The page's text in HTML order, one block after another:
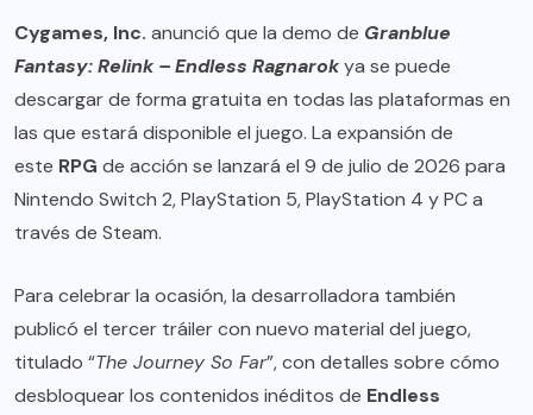
Cygames, Inc. anunció que la demo de Granblue
Fantasy: Relink – Endless Ragnarokya se puede
descargar de forma gratuita en todas las plataformas en
las que estará disponible el juego. La expansión de
este RPG de acción se lanzará el 9 de julio de 2026 para
Nintendo Switch 2,PlayStation 5,PlayStation 4 y PC a
través de Steam.
Para celebrar la ocasión, la desarrolladora también
publicó el tercer tráiler con nuevo material del juego,
titulado “The Journey So Far”, con detalles sobre cómo
desbloquear los contenidos inéditos de Endless